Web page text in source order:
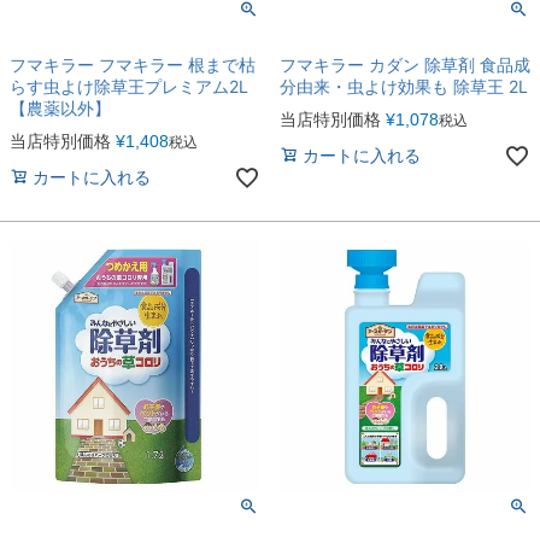
フマキラー フマキラー 根まで枯
らす虫よけ除草王プレミアム2L
【農薬以外】
当店特別価格 ¥1,408税込
カートに入れる
フマキラー カダン 除草剤 食品成
分由来・虫よけ効果も 除草王 2L
当店特別価格 ¥1,078税込
カートに入れる